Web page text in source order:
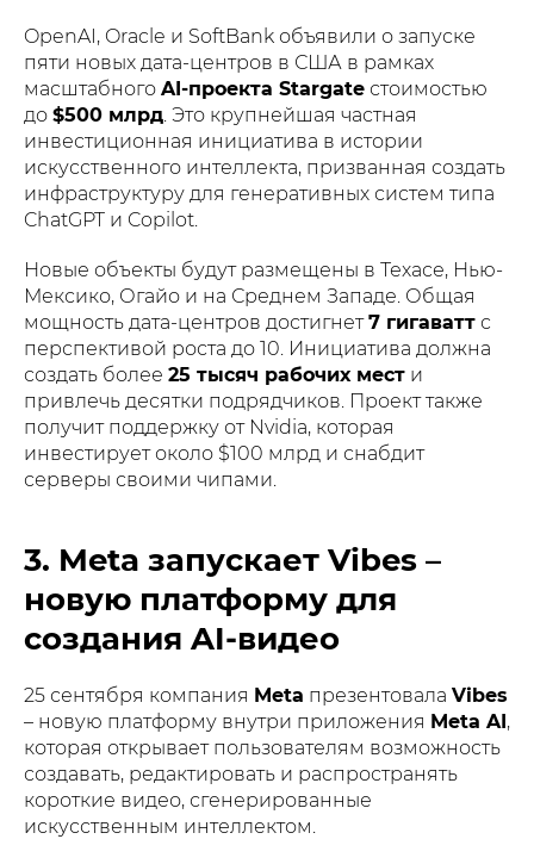
OpenAI, Oracle и SoftBank объявили о запуске
пяти новых дата-центров в США в рамках
масштабного AI-проекта Stargate стоимостью
до $500 млрд. Это крупнейшая частная
инвестиционная инициатива в истории
искусственного интеллекта, призванная создать
инфраструктуру для генеративных систем типа
ChatGPT и Copilot.
Новые объекты будут размещены в Техасе, Нью-
Мексико, Огайо и на Среднем Западе. Общая
мощность дата-центров достигнет7 гигаватт с
перспективой роста до 10. Инициатива должна
создать более 25 тысяч рабочих мест и
привлечь десятки подрядчиков. Проект также
получит поддержку от Nvidia, которая
инвестирует около $100 млрд и снабдит
серверы своими чипами.
3. Meta запускает Vibes –
новую платформу для
создания AI-видео
25 сентября компания Meta презентовала Vibes
– новую платформу внутри приложения Meta AI,
которая открывает пользователям возможность
создавать, редактировать и распространять
короткие видео, сгенерированные
искусственным интеллектом.